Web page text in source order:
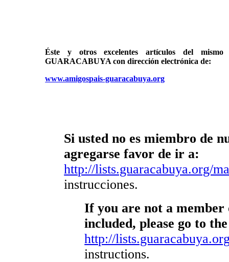
Éste y otros excelentes artículos del
GUARACABUYA con dirección electrónica de:
www.amigospais-guaracabuya.org
Si usted no es miembro de
agregarse favor de ir a:
http://lists.guaracabuya.org/
instrucciones.
If you are not a
included, please go to
http://
instructions.